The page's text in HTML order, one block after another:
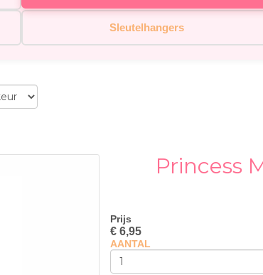
Sleutelhangers
Princess
Prijs
€ 6,95
AANTAL